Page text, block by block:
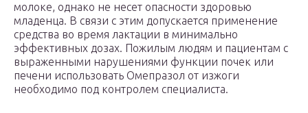
молоке, однако не несет опасности здоровью
младенца. В связи с этим допускается применение
средства во время лактации в минимально
эффективных дозах. Пожилым людям и пациентам с
выраженными нарушениями функции почек или
печени использовать Омепразол от изжоги
необходимо под контролем специалиста.